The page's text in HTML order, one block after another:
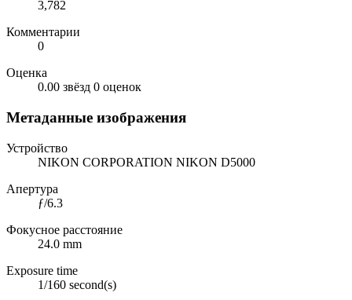
3,782
Комментарии
0
Оценка
0.00 звёзд 0 оценок
Метаданные изображения
Устройство
NIKON CORPORATION NIKON D5000
Апертура
ƒ/6.3
Фокусное расстояние
24.0 mm
Exposure time
1/160 second(s)